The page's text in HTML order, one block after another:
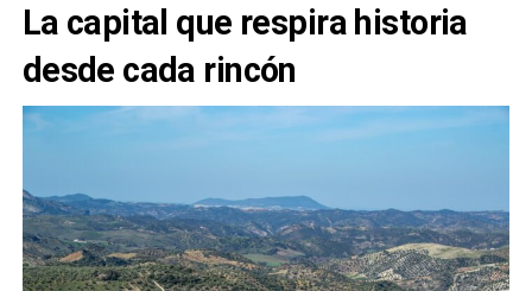
La capital que respira historia
desde cada rincón